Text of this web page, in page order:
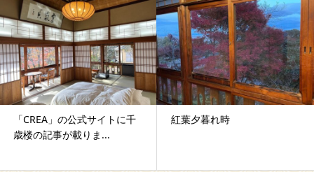
「CREA」の公式サイトに千
歳楼の記事が載りま...
紅葉夕暮れ時